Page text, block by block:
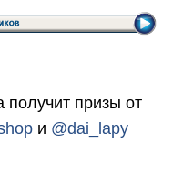
получит призы от
и @dai_lapy